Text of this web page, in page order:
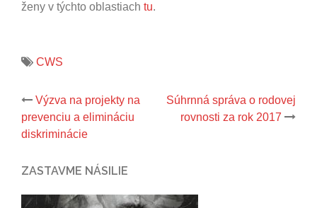
ženy v týchto oblastiach tu.
CWS
Post
navigation
Výzva na projekty na
prevenciu a elimináciu
diskriminácie
Súhrnná správa o rodovej
rovnosti za rok 2017
ZASTAVME NÁSILIE